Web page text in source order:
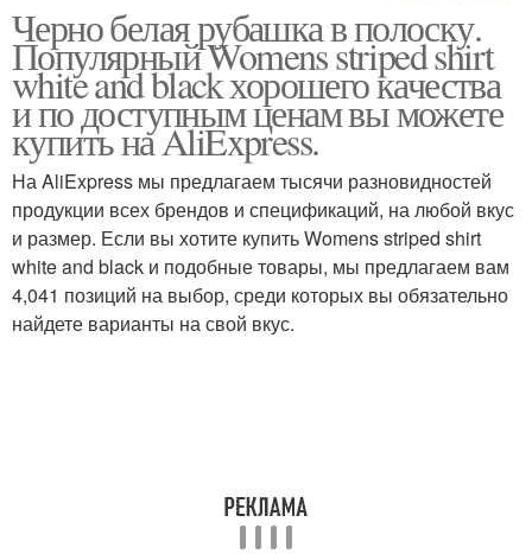
Рубашка с брюками
полоску
Полосатая рубашка
Белая полоска Женская рубашка
Черно белая рубашка в полоску.
Популярный Womens striped shirt
white and black хорошего качества
и по доступным ценам вы можете
купить на AliExpress.
На AliExpress мы предлагаем тысячи разновидностей
продукции всех брендов и спецификаций, на любой вкус
и размер. Если вы хотите купить Womens striped shirt
white and black и подобные товары, мы предлагаем вам
4,041 позиций на выбор, среди которых вы обязательно
найдете варианты на свой вкус.